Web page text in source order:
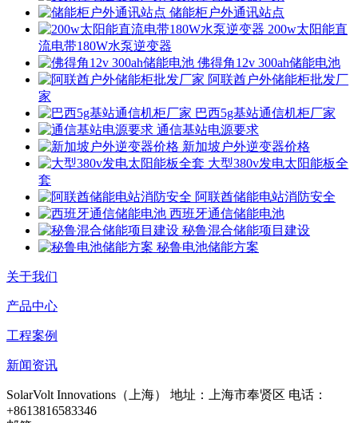
储能柜户外通讯站点
200w太阳能直
流电带180W水泵逆变器
佛得角12v 300ah储能电池
阿联酋户外储能柜批发厂
家
巴西5g基站通信机柜厂家
通信基站电源要求
新加坡户外逆变器价格
大型380v发电太阳能板全
套
阿联酋储能电站消防安全
西班牙通信储能电池
秘鲁混合储能项目建设
秘鲁电池储能方案
关于我们
产品中心
工程案例
新闻资讯
SolarVolt Innovations（上海） 地址：上海市奉贤区 电话：
+8613816583346